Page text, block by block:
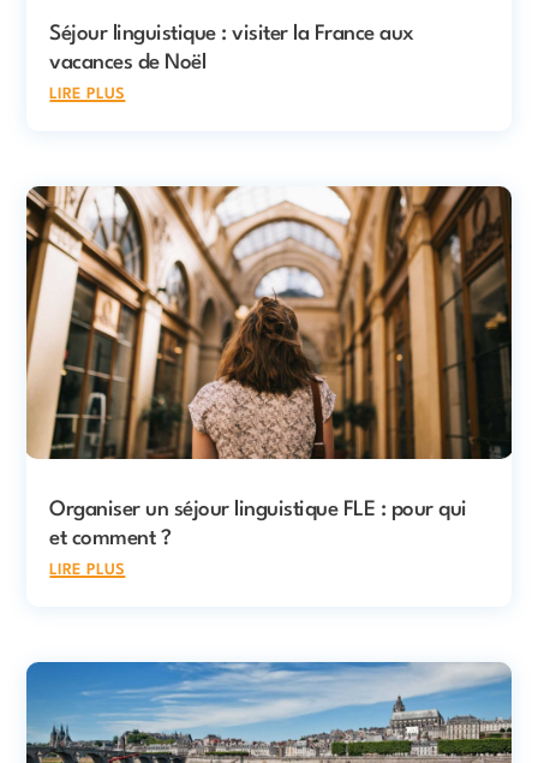
Séjour linguistique : visiter la France aux
vacances de Noël
lire plus
Organiser un séjour linguistique FLE : pour qui
et comment ?
lire plus